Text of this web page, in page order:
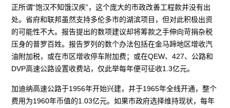
正所谓“饱汉不知饿汉疾”，这个庞大的市政改善工程款并没有出
处。省府和联邦虽然支持多伦多市的湖滨项目，但对此积极出资
的可能性不大。报告提出的数项建议却将筹款之手伸向苛捐杂税
压身的普罗百姓。报告罗列的数个办法包括在金马蹄地区增收汽
油附加税，或在市区增收停车附加费；或在QEW、427、公路和
DVP高速公路设置收费站，仅此举每年便可征收1.3亿元。
加迪纳高速公路于1956年开始兴建，并于1965年全线开通，整个
费用为1960年币值的1.03亿元。如果市政府选择维持现状，每年